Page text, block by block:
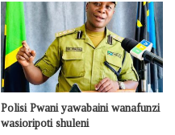
Polisi Pwani yawabaini wanafunzi
wasioripoti shuleni